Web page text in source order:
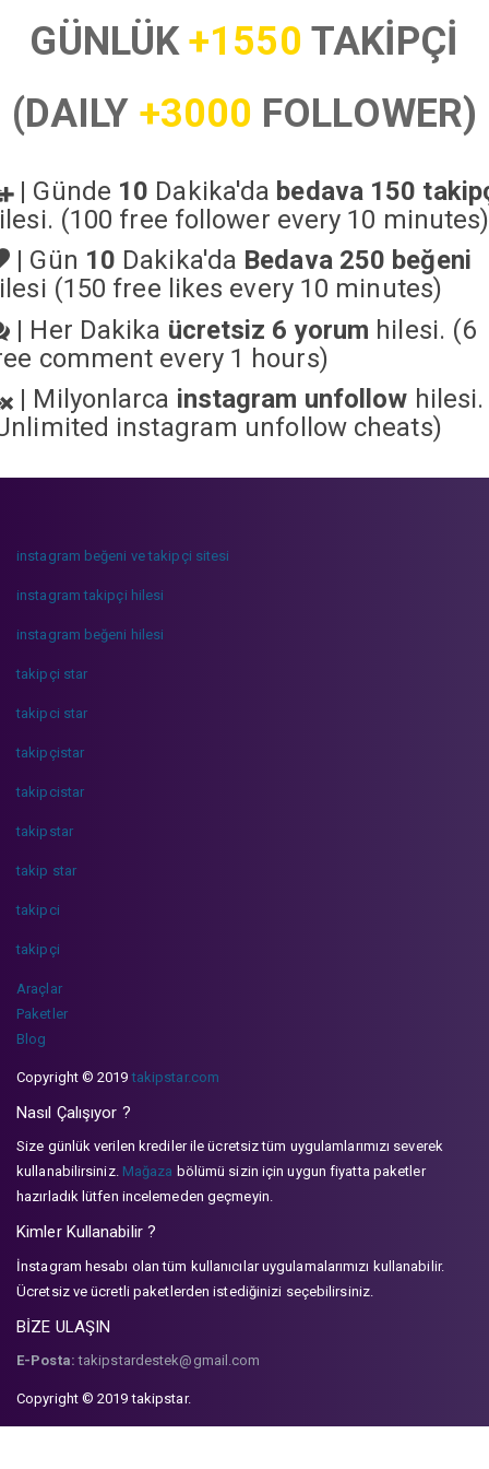
GÜNLÜK+1550 TAKİPÇİ
(DAILY +3000 FOLLOWER)
| Günde 10 Dakika'da bedava 150
(100 free follower every 10 minutes)
| Gün 10 Dakika'da Bedava 250 beğeni
(150 free likes every 10 minutes)
| Her Dakika ücretsiz 6 yorum hilesi. (6
comment every 1 hours)
| Milyonlarca instagram unfollow hilesi.
instagram unfollow cheats)
instagram beğeni ve takipçi sitesi
instagram takipçi hilesi
instagram beğeni hilesi
takipçi star
takipci star
takipçistar
takipcistar
takipstar
takip star
takipci
takipçi
Araçlar
Paketler
Blog
Copyright © 2019takipstar.com
Nasıl Çalışıyor ?
Size günlük verilen krediler ile ücretsiz tüm uygulamlarımızı severek
kullanabilirsiniz. Mağaza bölümü sizin için uygun fiyatta paketler
hazırladık lütfen incelemeden geçmeyin.
Kimler Kullanabilir ?
İnstagram hesabı olan tüm kullanıcılar uygulamalarımızı kullanabilir.
Ücretsiz ve ücretli paketlerden istediğinizi seçebilirsiniz.
BİZE ULAŞIN
E-Posta: takipstardestek@gmail.com
Copyright © 2019 takipstar.